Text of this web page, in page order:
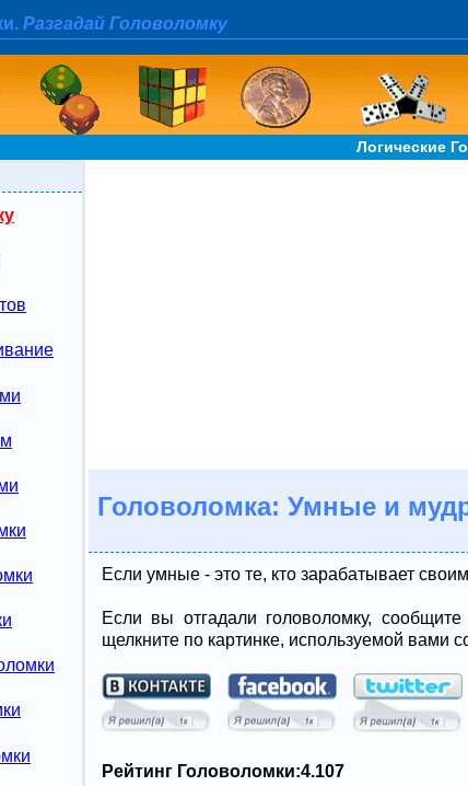
Разгадай Головоломку
Логические
Головоломка: Умные и
Если умные - это те, кто зарабатывает
Если вы отгадали головоломку,
щелкните по картинке, используемой вами
Рейтинг Головоломки:4.107